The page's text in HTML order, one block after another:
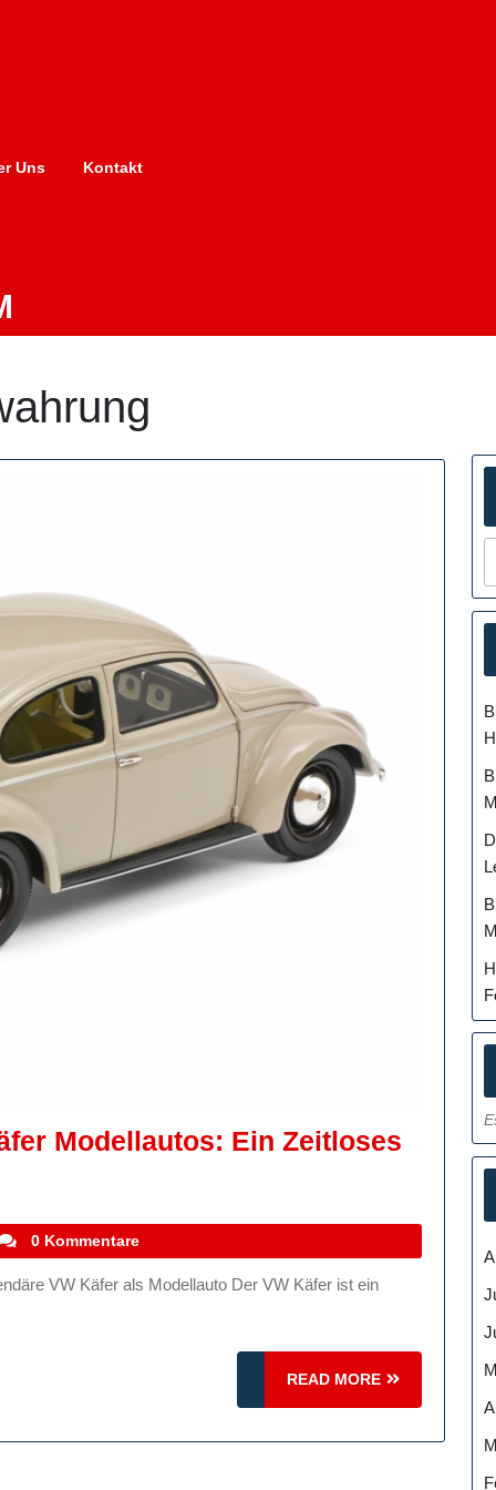
Uns Kontakt
Modellautos: Ein Zeitloses
stefanocoletti
0 Kommentare
READ MORE
READ
MORE